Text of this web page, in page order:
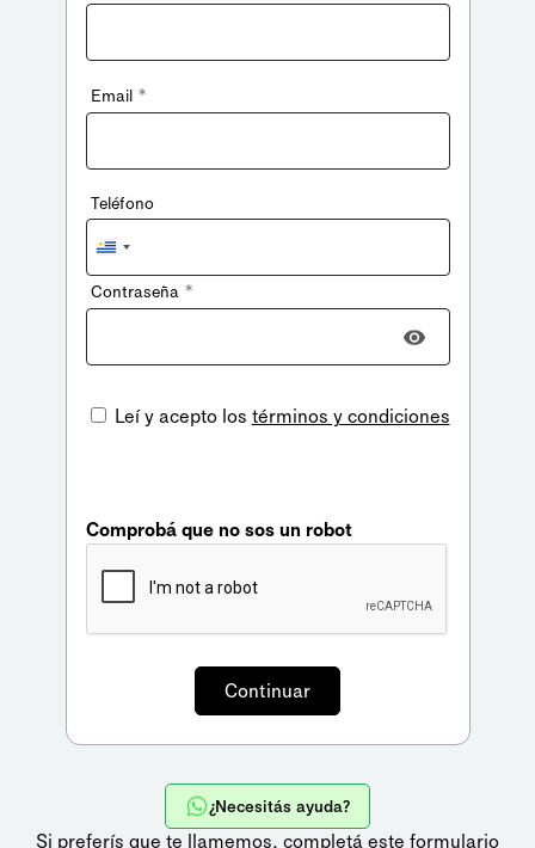
Email *
Teléfono
Uruguay
+598
Contraseña *
Leí y acepto los términos y condiciones
Comprobá que no sos un robot
¿Necesitás ayuda?
Si preferís que te llamemos, completá este formulario